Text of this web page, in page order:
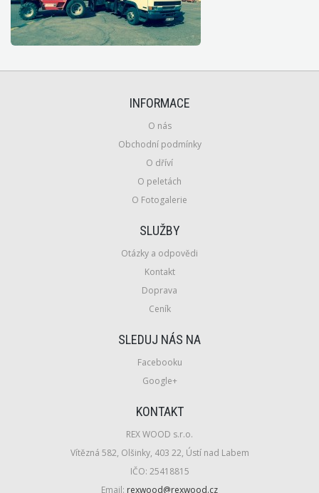
INFORMACE
O nás
Obchodní podmínky
O dříví
O peletách
O Fotogalerie
SLUŽBY
Otázky a odpovědi
Kontakt
Doprava
Ceník
SLEDUJ NÁS NA
Facebooku
Google+
KONTAKT
REX WOOD s.r.o.
Vítězná 582, Olšinky, 403 22, Ústí nad Labem
IČO: 25418815
Email: rexwood@rexwood.cz